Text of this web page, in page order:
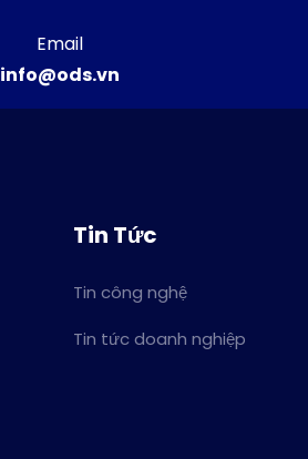
Email
info@ods.vn
Tin Tức
Tin công nghệ
Tin tức doanh nghiệp